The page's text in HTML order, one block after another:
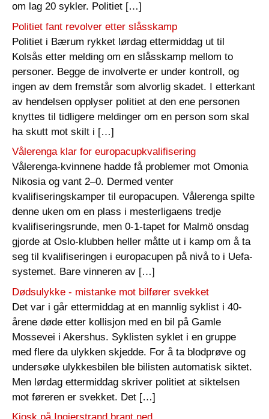
om lag 20 sykler. Politiet […]
Politiet fant revolver etter slåsskamp
Politiet i Bærum rykket lørdag ettermiddag ut til
Kolsås etter melding om en slåsskamp mellom to
personer. Begge de involverte er under kontroll, og
ingen av dem fremstår som alvorlig skadet. I etterkant
av hendelsen opplyser politiet at den ene personen
knyttes til tidligere meldinger om en person som skal
ha skutt mot skilt i […]
Vålerenga klar for europacupkvalifisering
Vålerenga-kvinnene hadde få problemer mot Omonia
Nikosia og vant 2–0. Dermed venter
kvalifiseringskamper til europacupen. Vålerenga spilte
denne uken om en plass i mesterligaens tredje
kvalifiseringsrunde, men 0-1-tapet for Malmö onsdag
gjorde at Oslo-klubben heller måtte ut i kamp om å ta
seg til kvalifiseringen i europacupen på nivå to i Uefa-
systemet. Bare vinneren av […]
Dødsulykke - mistanke mot bilfører svekket
Det var i går ettermiddag at en mannlig syklist i 40-
årene døde etter kollisjon med en bil på Gamle
Mossevei i Akershus. Syklisten syklet i en gruppe
med flere da ulykken skjedde. For å ta blodprøve og
undersøke ulykkesbilen ble bilisten automatisk siktet.
Men lørdag ettermiddag skriver politiet at siktelsen
mot føreren er svekket. Det […]